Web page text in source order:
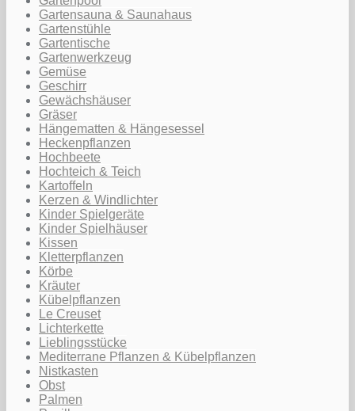
Gartensauna & Saunahaus
Gartenstühle
Gartentische
Gartenwerkzeug
Gemüse
Geschirr
Gewächshäuser
Gräser
Hängematten & Hängesessel
Heckenpflanzen
Hochbeete
Hochteich & Teich
Kartoffeln
Kerzen & Windlichter
Kinder Spielgeräte
Kinder Spielhäuser
Kissen
Kletterpflanzen
Körbe
Kräuter
Kübelpflanzen
Le Creuset
Lichterkette
Lieblingsstücke
Mediterrane Pflanzen & Kübelpflanzen
Nistkasten
Obst
Palmen